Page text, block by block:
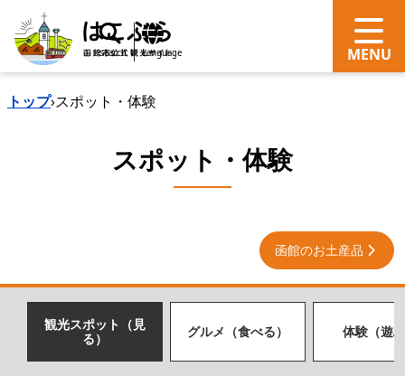
search Language
トップ›スポット・体験
スポット・体験
函館のお土産品
観光スポット（見
る）
グルメ（食べる） 体験（遊